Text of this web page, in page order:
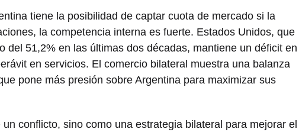
tiene la posibilidad de captar cuota de mercado si la
la competencia interna es fuerte. Estados Unidos, que
del 51,2% en las últimas dos décadas, mantiene un déficit en
en servicios. El comercio bilateral muestra una balanza
pone más presión sobre Argentina para maximizar sus
conflicto, sino como una estrategia bilateral para mejorar el